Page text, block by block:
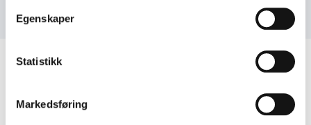
Egenskaper
Statistikk
Markedsføring
Foto: SpaceX/Fram2